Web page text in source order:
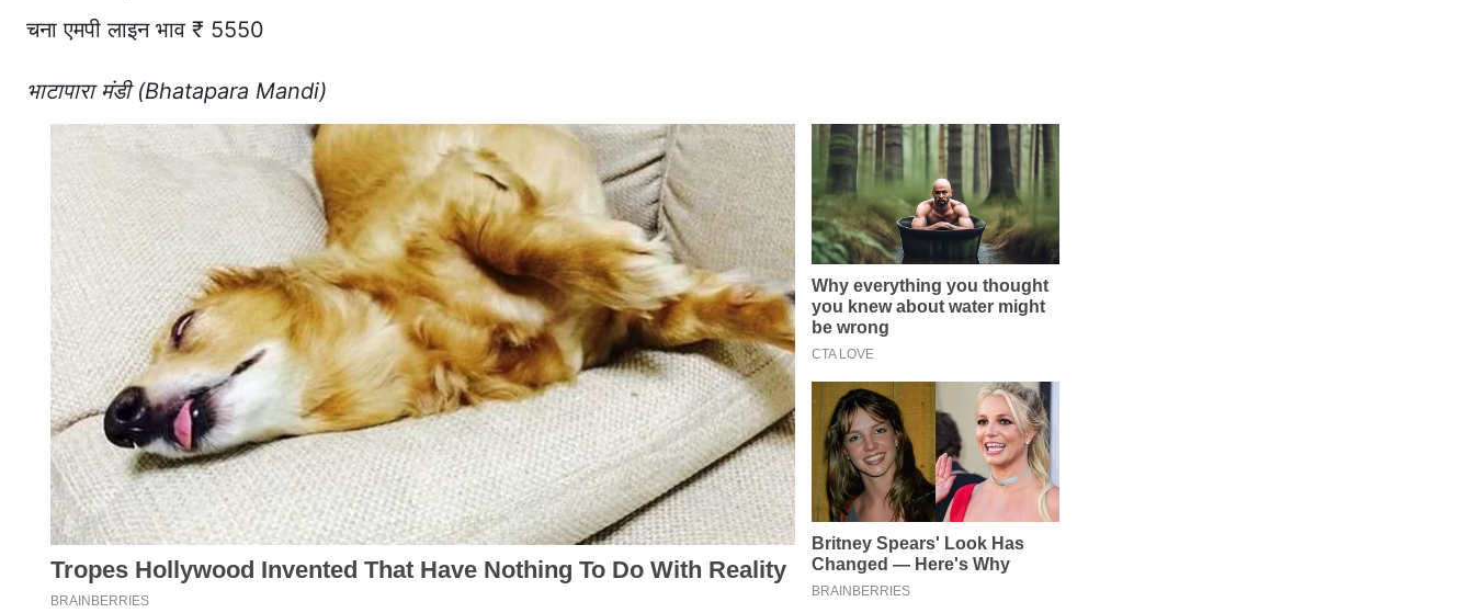
चना एमपी लाइन भाव ₹ 5550
भाटापारा मंडी (Bhatapara Mandi)